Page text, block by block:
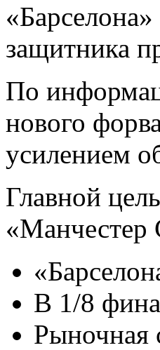
защитника
По
нового
усилением
Главной
«Манчестер
В 1/8
Рыночная